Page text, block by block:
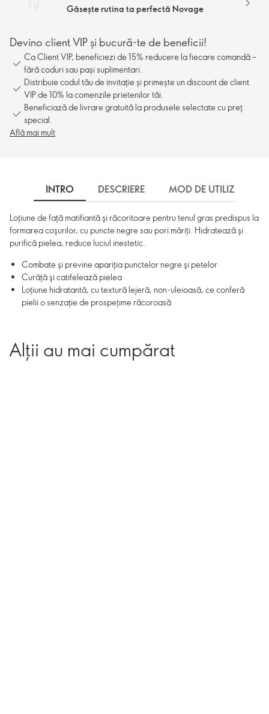
Găsește rutina ta perfectă Novage
Devino client VIP și bucură-te de beneficii!
Ca Client VIP, beneficiezi de 15% reducere la fiecare comandă –
fără coduri sau pași suplimentari.
Distribuie codul tău de invitație și primește un discount de client
VIP de 10% la comenzile prietenilor tăi.
Beneficiază de livrare gratuită la produsele selectate cu preț
special.
Află mai mult
INTRO DESCRIERE MOD DE UTILIZARE
Loţiune de faţă matifiantă şi răcoritoare pentru tenul gras predispus la
formarea coşurilor, cu puncte negre sau pori măriţi. Hidratează şi
purifică pielea, reduce luciul inestetic.
Combate şi previne apariţia punctelor negre şi petelor
Curăţă şi catifelează pielea
Loţiune hidratantă, cu textură lejeră, non-uleioasă, ce conferă
pielii o senzaţie de prospeţime răcoroasă
Alții au mai cumpărat